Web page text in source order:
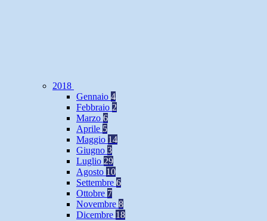
2018
Gennaio 4
Febbraio 2
Marzo 6
Aprile 5
Maggio 14
Giugno 3
Luglio 29
Agosto 10
Settembre 6
Ottobre 7
Novembre 8
Dicembre 18